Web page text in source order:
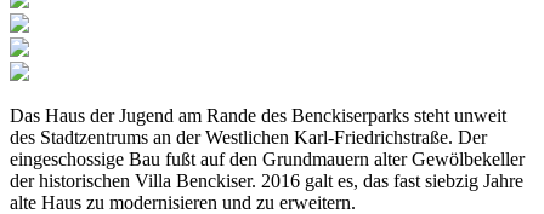
Das Haus der Jugend am Rande des Benckiserparks steht unweit
des Stadtzentrums an der Westlichen Karl-Friedrichstraße. Der
eingeschossige Bau fußt auf den Grundmauern alter Gewölbekeller
der historischen Villa Benckiser. 2016 galt es, das fast siebzig Jahre
alte Haus zu modernisieren und zu erweitern.